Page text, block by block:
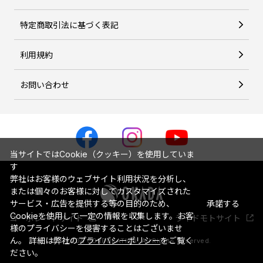
特定商取引法に基づく表記
利用規約
お問い合わせ
コーポレートサイト ライドモトサイト
© OKADA CORPORATION. All Rights Reserved.
当サイトではCookie（クッキー）を使用していま
す
弊社はお客様のウェブサイト利用状況を分析し、
または個々のお客様に対してカスタマイズされた
サービス・広告を提供する等の目的のため、
Cookieを使用して一定の情報を収集します。お客
様のプライバシーを侵害することはございませ
ん。 詳細は弊社のプライバシーポリシーをご覧く
ださい。
承諾する